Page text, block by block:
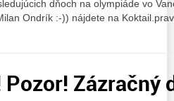
dňoch na olympiáde vo
Ondrík :-)) nájdete na
Zázračný